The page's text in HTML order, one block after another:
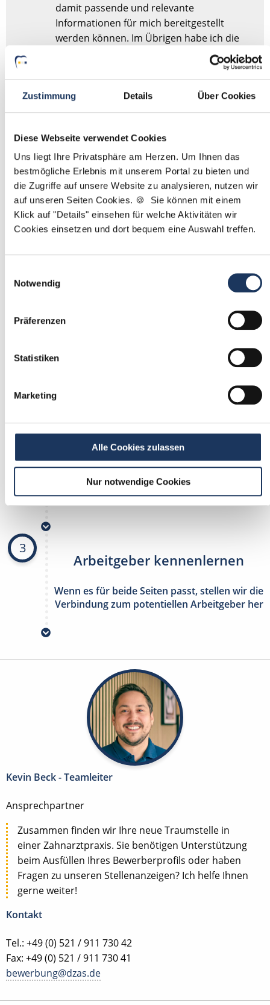
Zustimmung Details Über Cookies
Diese Webseite verwendet Cookies
Uns liegt Ihre Privatsphäre am Herzen. Um Ihnen das
bestmögliche Erlebnis mit unserem Portal zu bieten und
die Zugriffe auf unsere Website zu analysieren, nutzen wir
auf unseren Seiten Cookies. 🍪 Sie können mit einem
Klick auf "Details" einsehen für welche Aktivitäten wir
Cookies einsetzen und dort bequem eine Auswahl treffen.
Notwendig
Präferenzen
Statistiken
Marketing
Alle Cookies zulassen
Nur notwendige Cookies
damit passende und relevante
Informationen für mich bereitgestellt
werden können. Im Übrigen habe ich die
gelesen und bin mit
Stellenanfrage absenden
Sie haben dieses Formular schonmal abgesendet?
müssen Sie das Formular nicht erneut abschicken,
sondern nurhierIhre Angaben für die Stellensuche
anpassen.
Mit*markierte Felder sind Pflichtfelder
1
2
Passende Stellenangebote
erhalten
stetig neue Stellenangebote erhalten
ohne selbst zu suchen
3
Arbeitgeber kennenlernen
Wenn es für beide Seiten passt, stellen wir die
Verbindung zum potentiellen Arbeitgeber her
Kevin Beck - Teamleiter
Ansprechpartner
Zusammen finden wir Ihre neue Traumstelle in
einer Zahnarztpraxis. Sie benötigen Unterstützung
beim Ausfüllen Ihres Bewerberprofils oder haben
Fragen zu unseren Stellenanzeigen? Ich helfe Ihnen
gerne weiter!
Kontakt
Tel.: +49 (0) 521 / 911 730 42
Fax: +49 (0) 521 / 911 730 41
bewerbung@dzas.de